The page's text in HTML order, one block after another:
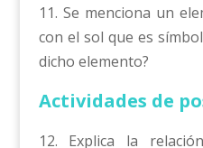
11. Se menciona un
con el sol que es
dicho elemento?
Actividades de
12. Explica la